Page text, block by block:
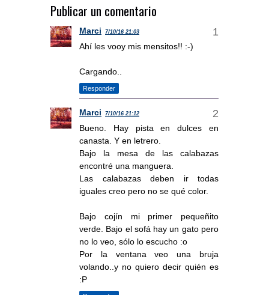
Publicar un comentario
Marci 7/10/16 21:03
Ahí les vooy mis mensitos!! :-)
Cargando..
Responder
Marci 7/10/16 21:12
Bueno. Hay pista en dulces en
canasta. Y en letrero.
Bajo la mesa de las calabazas
encontré una manguera.
Las calabazas deben ir todas
iguales creo pero no se qué color.
Bajo cojín mi primer pequeñito
verde. Bajo el sofá hay un gato pero
no lo veo, sólo lo escucho :o
Por la ventana veo una bruja
volando..y no quiero decir quién es
:P